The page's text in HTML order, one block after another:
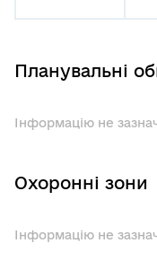
Планувальні
Інформацію не
Охоронні зони
Інформацію не